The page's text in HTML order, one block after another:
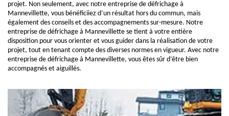
projet. Non seulement, avec notre entreprise de défrichage à
Mannevillette, vous bénéficiiez d’un résultat hors du commun, mais
également des conseils et des accompagnements sur-mesure. Notre
entreprise de défrichage à Mannevillette se tient à votre entière
disposition pour vous orienter et vous guider dans la réalisation de votre
projet, tout en tenant compte des diverses normes en vigueur. Avec notre
entreprise de défrichage à Mannevillette, vous êtes sûr d’être bien
accompagnés et aiguillés.